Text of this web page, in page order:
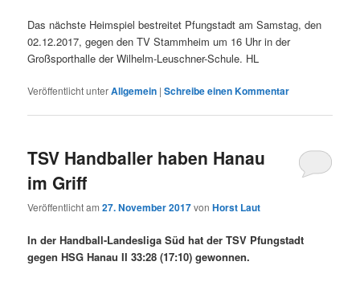
Das nächste Heimspiel bestreitet Pfungstadt am Samstag, den
02.12.2017, gegen den TV Stammheim um 16 Uhr in der
Großsporthalle der Wilhelm-Leuschner-Schule. HL
Veröffentlicht unterAllgemein |Schreibe einen Kommentar
TSV Handballer haben Hanau
im Griff
Veröffentlicht am27. November 2017vonHorst Laut
In der Handball-Landesliga Süd hat der TSV Pfungstadt
gegen HSG Hanau II 33:28 (17:10) gewonnen.